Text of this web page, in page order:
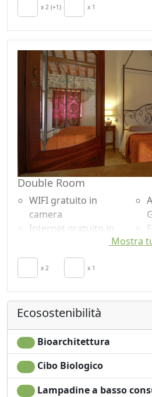
Stendibiancheria
Lenzuola
Armadio o
Guardaroba
x 2 (+1) x 1
Double Room
WIFI gratuito in
camera
Internet gratuito in
Colazione inclusa
TV in camera
Riscaldamento
autonomo
Asciugacapelli
Stendibiancheria
Asciugamani
Lenzuola
Mostra
x 2 x 1
Ecosostenibilità
Bioarchitettura
Cibo Biologico
Lampadine a basso